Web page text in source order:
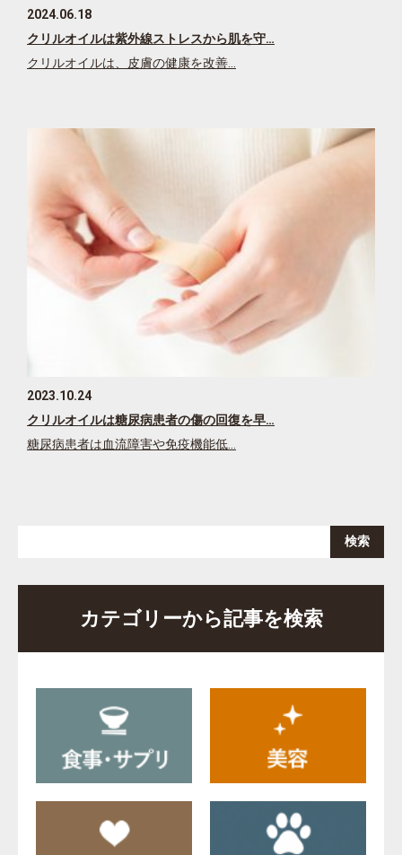
2024.06.18
クリルオイルは紫外線ストレスから肌を守…
クリルオイルは、皮膚の健康を改善…
2023.10.24
クリルオイルは糖尿病患者の傷の回復を早…
糖尿病患者は血流障害や免疫機能低…
カテゴリーから記事を検索